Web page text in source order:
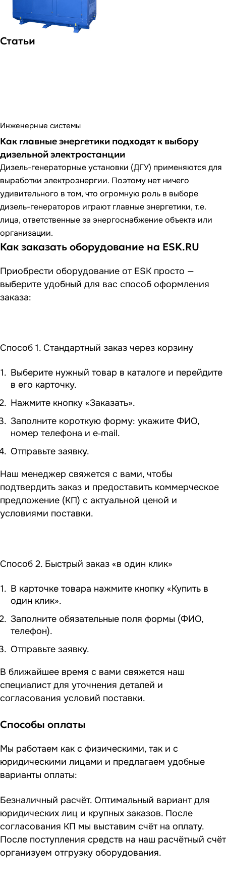
Статьи
Инженерные системы
Как главные энергетики подходят к выбору
дизельной электростанции
Дизель-генераторные установки (ДГУ) применяются для
выработки электроэнергии. Поэтому нет ничего
удивительного в том, что огромную роль в выборе
дизель-генераторов играют главные энергетики, т.е.
лица, ответственные за энергоснабжение объекта или
организации.
Как заказать оборудование на ESK.RU
Приобрести оборудование от ESK просто —
выберите удобный для вас способ оформления
заказа:
Способ 1. Стандартный заказ через корзину
Выберите нужный товар в каталоге и перейдите
в его карточку.
Нажмите кнопку «Заказать».
Заполните короткую форму: укажите ФИО,
номер телефона и e‑mail.
Отправьте заявку.
Наш менеджер свяжется с вами, чтобы
подтвердить заказ и предоставить коммерческое
предложение (КП) с актуальной ценой и
условиями поставки.
Способ 2. Быстрый заказ «в один клик»
В карточке товара нажмите кнопку «Купить в
один клик».
Заполните обязательные поля формы (ФИО,
телефон).
Отправьте заявку.
В ближайшее время с вами свяжется наш
специалист для уточнения деталей и
согласования условий поставки.
Способы оплаты
Мы работаем как с физическими, так и с
юридическими лицами и предлагаем удобные
варианты оплаты:
Безналичный расчёт. Оптимальный вариант для
юридических лиц и крупных заказов. После
согласования КП мы выставим счёт на оплату.
После поступления средств на наш расчётный счёт
организуем отгрузку оборудования.